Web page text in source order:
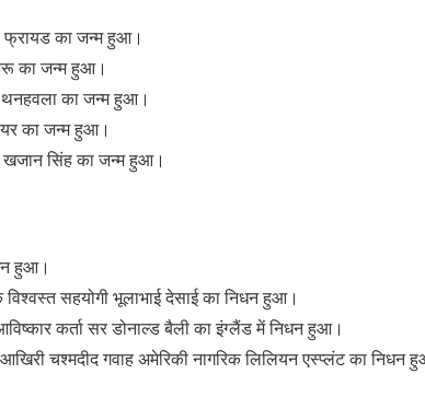
फ्रायड का जन्म हुआ।
का जन्म हुआ।
थनहवला का जन्म हुआ।
का जन्म हुआ।
खजान सिंह का जन्म हुआ।
हुआ।
विश्वस्त सहयोगी भूलाभाई देसाई का निधन हुआ।
कर्ता सर डोनाल्ड बैली का इंग्लैंड में निधन हुआ।
चश्मदीद गवाह अमेरिकी नागरिक लिलियन एस्प्लंट का निधन